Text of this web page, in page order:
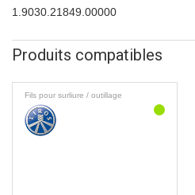
1.9030.21849.00000
Produits compatibles
Fils pour surliure / outillage